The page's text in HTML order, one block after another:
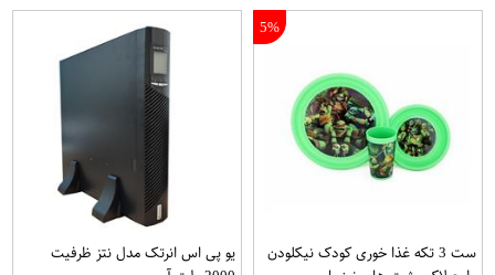
5%
ست 3 تکه غذا خوری کودک نیکلودن
یو پی اس انرتک مدل نتز ظرفیت